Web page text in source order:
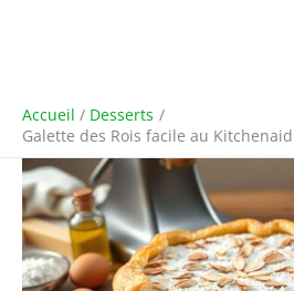
Accueil
Desserts
Galette des Rois facile au